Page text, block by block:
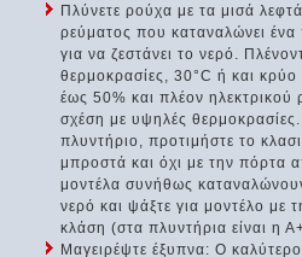
Πλύνετε ρούχα με τα μισά
ρεύματος που καταναλώνει ένα
για να ζεστάνει το νερό.
θερμοκρασίες, 30°C ή και κρύο
έως 50% και πλέον
σχέση με υψηλές
πλυντήριο, προτιμήστε το
μπροστά και όχι με την πόρτα
μοντέλα συνήθως
νερό και ψάξτε για μοντέλο με
κλάση (στα πλυντήρια είναι η
Μαγειρέψτε έξυπνα: Ο